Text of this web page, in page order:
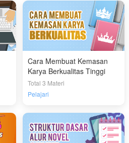
Cara Membuat Kemasan
Karya Berkualitas Tinggi
Total 3 Materi
Pelajari